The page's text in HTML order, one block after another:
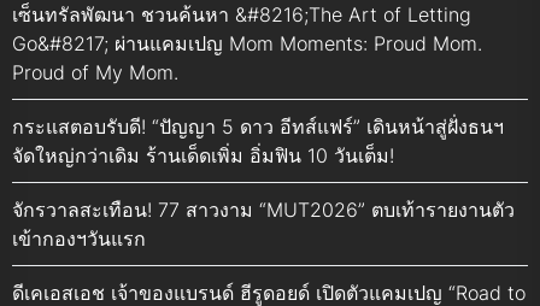
เซ็นทรัลพัฒนา ชวนค้นหา &#8216;The Art of Letting
Go&#8217; ผ่านแคมเปญ Mom Moments: Proud Mom.
Proud of My Mom.
กระแสตอบรับดี! “ปัญญา 5 ดาว อีทส์แฟร์” เดินหน้าสู่ฝั่งธนฯ
จัดใหญ่กว่าเดิม ร้านเด็ดเพิ่ม อิ่มฟิน 10 วันเต็ม!
จักรวาลสะเทือน! 77 สาวงาม “MUT2026” ตบเท้ารายงานตัว
เข้ากองฯวันแรก
ดีเคเอสเอช เจ้าของแบรนด์ ฮีรูดอยด์ เปิดตัวแคมเปญ “Road to